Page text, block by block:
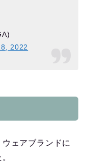
2022
ェアブランドに